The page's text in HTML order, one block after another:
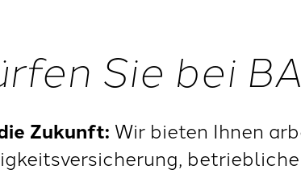
Sie bei
Zukunft: Wir bieten Ihnen